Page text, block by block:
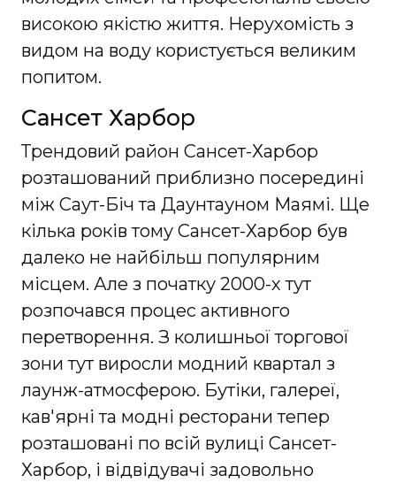
високою якістю життя. Нерухомість з
видом на воду користується великим
попитом.
Сансет Харбор
Трендовий район Сансет-Харбор
розташований приблизно посередині
між Саут-Біч та Даунтауном Маямі. Ще
кілька років тому Сансет-Харбор був
далеко не найбільш популярним
місцем. Але з початку 2000-х тут
розпочався процес активного
перетворення. З колишньої торгової
зони тут виросли модний квартал з
лаунж-атмосферою. Бутіки, галереї,
кав'ярні та модні ресторани тепер
розташовані по всій вулиці Сансет-
Харбор, і відвідувачі задовольно